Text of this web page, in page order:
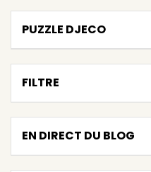
PUZZLE DJECO
FILTRE
EN DIRECT DU BLOG